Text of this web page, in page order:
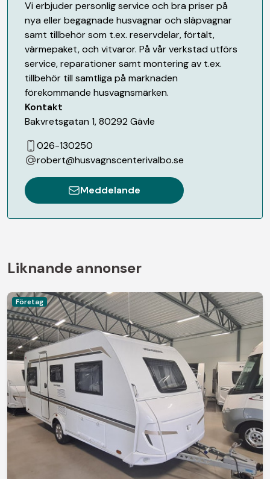
Vi erbjuder personlig service och bra priser på
nya eller begagnade husvagnar och släpvagnar
samt tillbehör som t.ex. reservdelar, förtält,
värmepaket, och vitvaror. På vår verkstad utförs
service, reparationer samt montering av t.ex.
tillbehör till samtliga på marknaden
förekommande husvagnsmärken.
Kontakt
Bakvretsgatan 1,80292 Gävle
026-130250
robert@husvagnscenterivalbo.se
Meddelande
Liknande annonser
Företag